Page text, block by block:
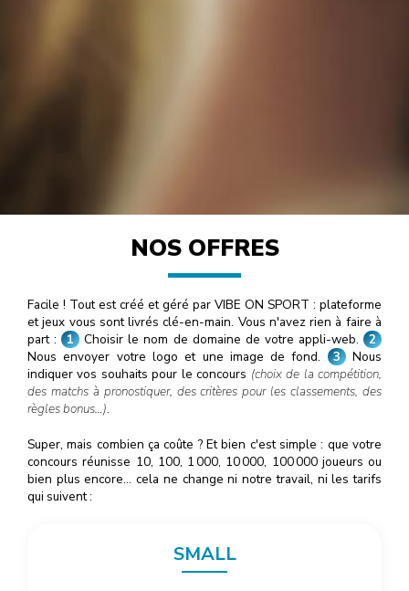
NOS OFFRES
Facile ! Tout est créé et géré par VIBE ON SPORT : plateforme
et jeux vous sont livrés clé-en-main. Vous n'avez rien à faire à
part : 1 Choisir le nom de domaine de votre appli-web. 2
Nous envoyer votre logo et une image de fond.
3 Nous
indiquer vos souhaits pour le concours (choix de la compétition,
des matchs à pronostiquer, des critères pour les classements, des
règles bonus…).
Super, mais combien ça coûte ? Et bien c'est simple : que votre
concours réunisse 10, 100, 1000, 10000, 100000joueurs ou
bien plus encore… cela ne change ni notre travail, ni les tarifs
qui suivent :
SMALL